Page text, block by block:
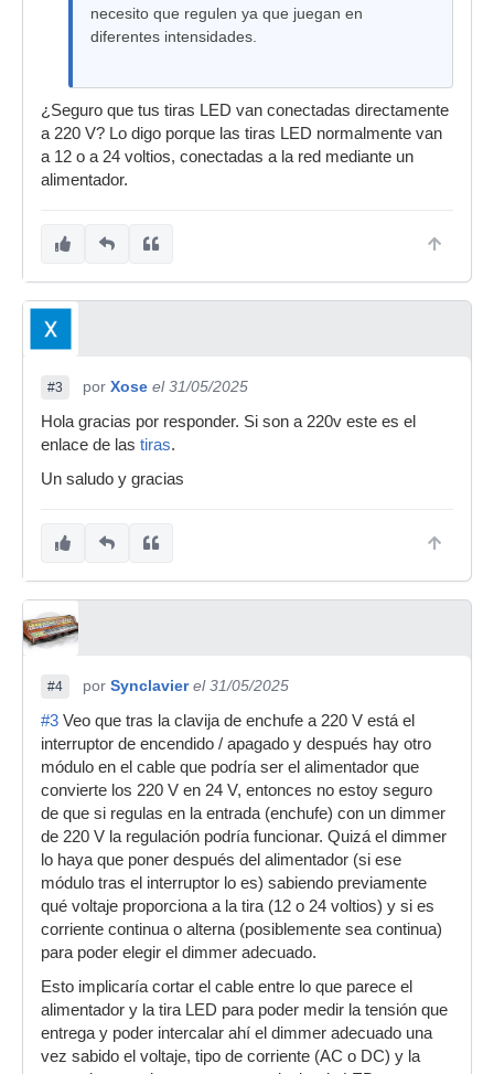
necesito que regulen ya que juegan en
diferentes intensidades.
¿Seguro que tus tiras LED van conectadas directamente
a 220 V? Lo digo porque las tiras LED normalmente van
a 12 o a 24 voltios, conectadas a la red mediante un
alimentador.
#3 por Xose el 31/05/2025
Hola gracias por responder. Si son a 220v este es el
enlace de las tiras.
Un saludo y gracias
#4 por Synclavier el 31/05/2025
#3 Veo que tras la clavija de enchufe a 220 V está el
interruptor de encendido / apagado y después hay otro
módulo en el cable que podría ser el alimentador que
convierte los 220 V en 24 V, entonces no estoy seguro
de que si regulas en la entrada (enchufe) con un dimmer
de 220 V la regulación podría funcionar. Quizá el dimmer
lo haya que poner después del alimentador (si ese
módulo tras el interruptor lo es) sabiendo previamente
qué voltaje proporciona a la tira (12 o 24 voltios) y si es
corriente continua o alterna (posiblemente sea continua)
para poder elegir el dimmer adecuado.
Esto implicaría cortar el cable entre lo que parece el
alimentador y la tira LED para poder medir la tensión que
entrega y poder intercalar ahí el dimmer adecuado una
vez sabido el voltaje, tipo de corriente (AC o DC) y la